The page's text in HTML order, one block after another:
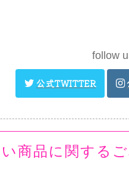
follow
商品に関する